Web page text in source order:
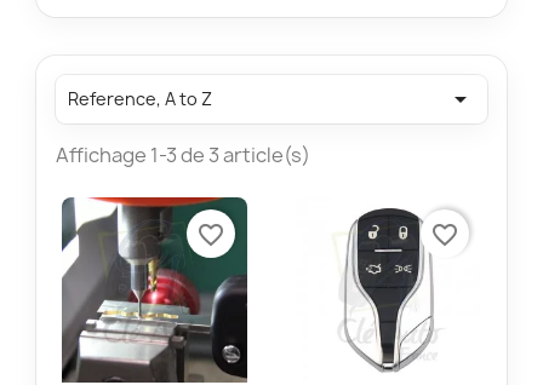
Reference, A to Z 
Affichage 1-3 de 3 article(s)
favorite_border favorite_border